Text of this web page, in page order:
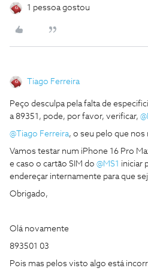
1 pessoa gostou
Tiago Ferreira
Peço desculpa pela falta de
a 89351, pode, por favor, verificar, ​
@Tiago Ferreira, o seu pelo que
Vamos testar num iPhone 16 Pro
e caso o cartão SIM do ​ @MS1 iniciar
endereçar internamente para que
Obrigado,
Olá novamente
893501 03
Pois mas pelos visto algo está